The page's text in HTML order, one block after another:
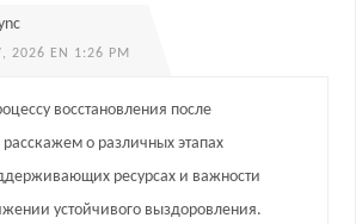
2026 EN 1:26 PM
восстановления после
о различных этапах
ресурсах и важности
устойчивого выздоровления.